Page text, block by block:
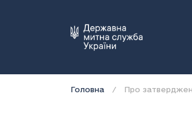
Головна Про